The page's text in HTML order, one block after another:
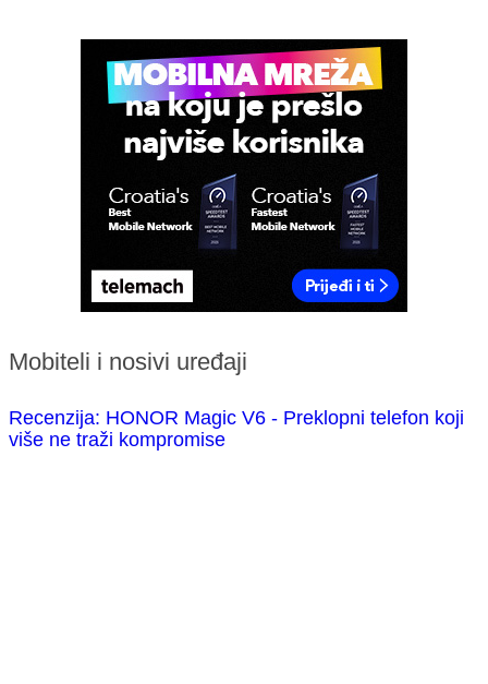
Mobiteli i nosivi uređaji
Recenzija: HONOR Magic V6 - Preklopni telefon koji
više ne traži kompromise